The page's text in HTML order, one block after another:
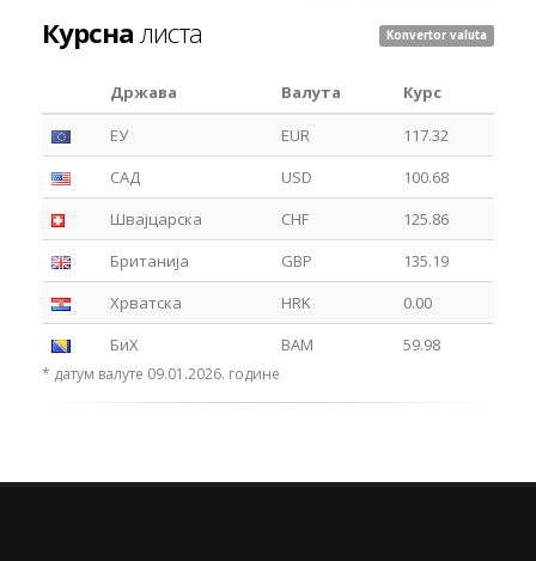
Курсна листа Konvertor valuta
Држава Валута
Курс
ЕУ
EUR
117.32
САД
USD
100.68
Швајцарска
CHF
125.86
Британија
GBP
135.19
Хрватска
HRK
0.00
БиХ
BAM 59.98
* датум валуте 09.01.2026. године